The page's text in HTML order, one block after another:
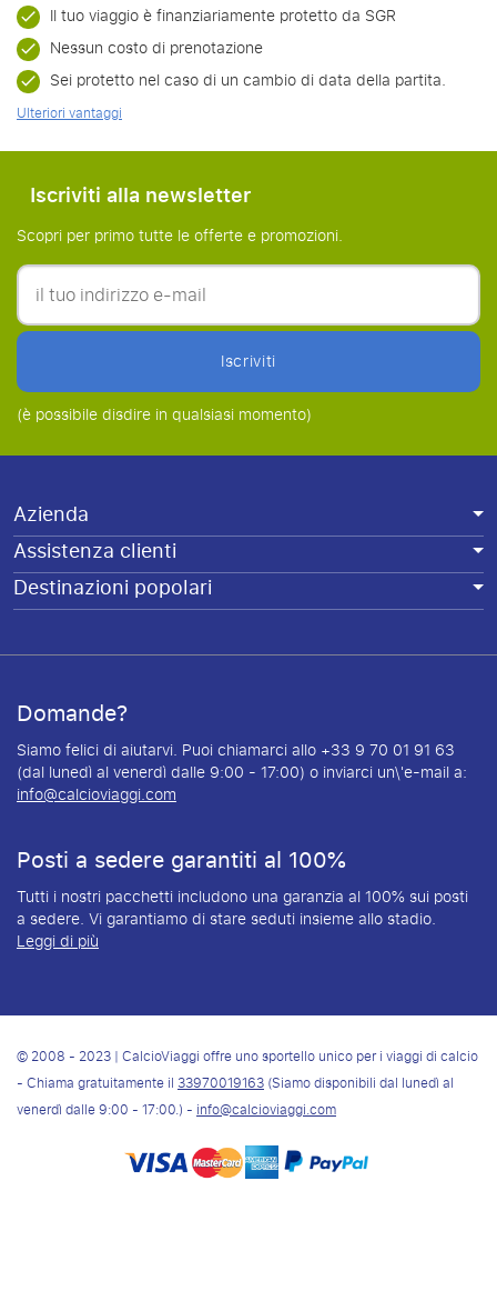
Il tuo viaggio è finanziariamente protetto da SGR
Nessun costo di prenotazione
Sei protetto nel caso di un cambio di data della partita.
Ulteriori vantaggi
Iscriviti alla newsletter
Scopri per primo tutte le offerte e promozioni.
Iscriviti
(è possibile disdire in qualsiasi momento)
Azienda
Assistenza clienti
Destinazioni popolari
Domande?
Siamo felici di aiutarvi. Puoi chiamarci allo +33 9 70 01 91 63
(dal lunedì al venerdì dalle 9:00 - 17:00) o inviarci un\'e-mail a:
info@calcioviaggi.com
Posti a sedere garantiti al 100%
Tutti i nostri pacchetti includono una garanzia al 100% sui posti
a sedere. Vi garantiamo di stare seduti insieme allo stadio.
Leggi di più
© 2008 - 2023 | CalcioViaggi offre uno sportello unico per i viaggi di calcio
- Chiama gratuitamente il33970019163(Siamo disponibili dal lunedì al
venerdì dalle 9:00 - 17:00.) -info@calcioviaggi.com